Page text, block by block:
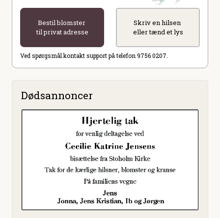
Bestil blomster
til privat adresse
Skriv en hilsen
eller tænd et lys
Ved spørgsmål kontakt support på telefon 9756 0207.
Dødsannoncer